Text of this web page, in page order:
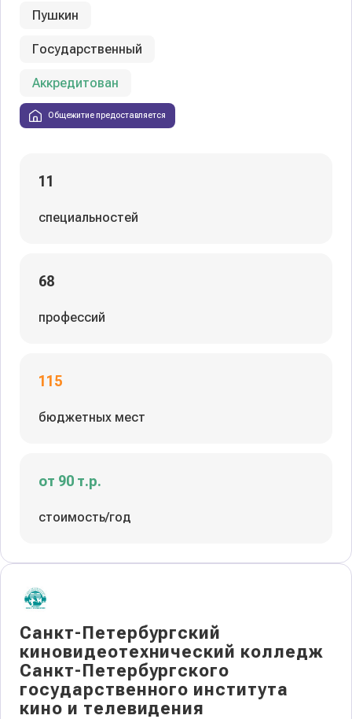
Пушкин
Государственный
Аккредитован
Общежитие предоставляется
11
специальностей
68
профессий
115
бюджетных мест
от 90 т.р.
стоимость/год
Санкт-Петербургский
киновидеотехнический колледж
Санкт-Петербургского
государственного института
кино и телевидения